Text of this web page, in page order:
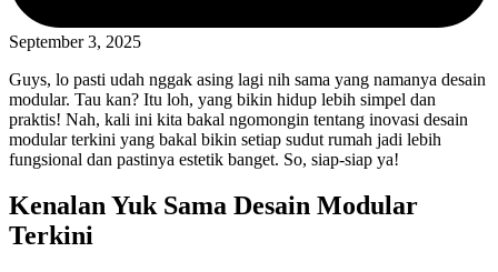
September 3, 2025
Guys, lo pasti udah nggak asing lagi nih sama yang namanya desain
modular. Tau kan? Itu loh, yang bikin hidup lebih simpel dan
praktis! Nah, kali ini kita bakal ngomongin tentang inovasi desain
modular terkini yang bakal bikin setiap sudut rumah jadi lebih
fungsional dan pastinya estetik banget. So, siap-siap ya!
Kenalan Yuk Sama Desain Modular
Terkini